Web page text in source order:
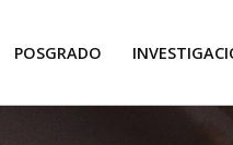
POSGRADO